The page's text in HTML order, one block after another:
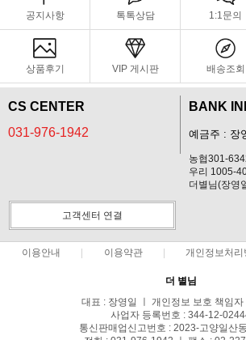
공지사항 톡톡상담 1:1문의
상품후기 VIP 게시판 배송조회
CS CENTER
031-976-1942
BANK
예금주 : 장
농협301-
우리 1005-
더별님(장영
고객센터 연결
이용안내 이용약관 개인정보처리
더 별님
대표 : 장영일 ㅣ 개인정보 보호 책임자
사업자 등록번호 : 344-12-
통신판매업신고번호 : 2023-고양일산